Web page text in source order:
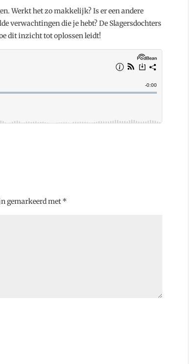
Werkt het zo makkelijk? Is er een andere
verwachtingen die je hebt? De Slagersdochters
dit inzicht tot oplossen leidt!
gemarkeerd met *